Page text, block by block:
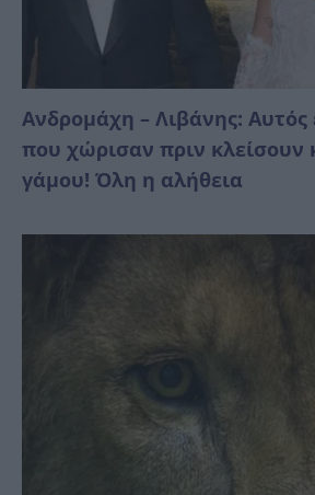
Ανδρομάχη – Λιβάνης: Αυτός
που χώρισαν πριν κλείσουν
γάμου! Όλη η αλήθεια